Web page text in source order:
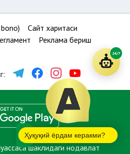
bono)
Сайт харитаси
Реклама бериш
шаклидаги нодавлат
Ҳуқуқий ёрдам керакми?
24/7